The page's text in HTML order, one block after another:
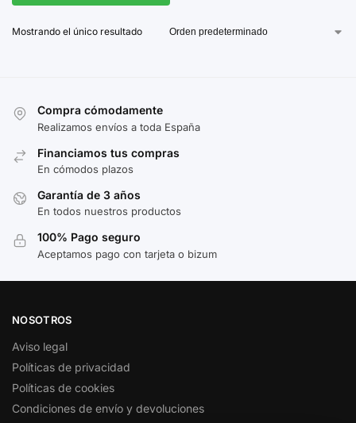
Mostrando el único resultado
Compra cómodamente
Realizamos envíos a toda España
Financiamos tus compras
En cómodos plazos
Garantía de 3 años
En todos nuestros productos
100% Pago seguro
Aceptamos pago con tarjeta o bizum
NOSOTROS
Aviso legal
Políticas de privacidad
Políticas de cookies
Condiciones de envío y devoluciones